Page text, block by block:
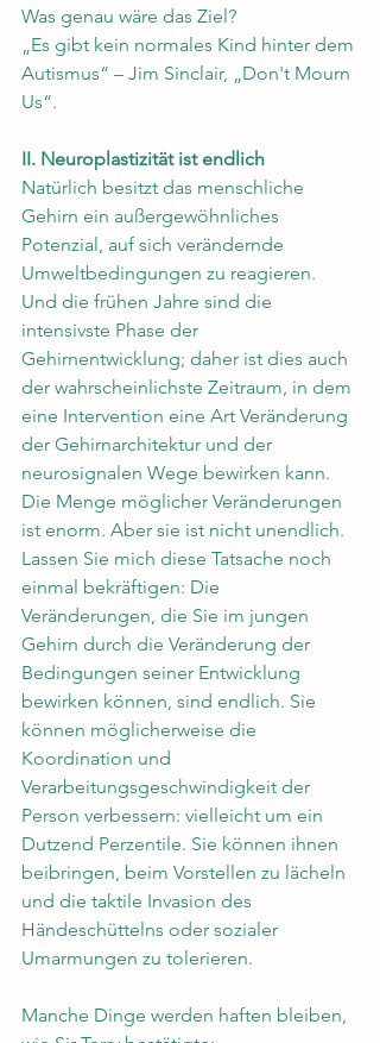
Was genau wäre das Ziel?
„Es gibt kein normales Kind hinter dem
Autismus“ – Jim Sinclair, „Don't Mourn
Us“.
II. Neuroplastizität ist endlich
Natürlich besitzt das menschliche
Gehirn ein außergewöhnliches
Potenzial, auf sich verändernde
Umweltbedingungen zu reagieren.
Und die frühen Jahre sind die
intensivste Phase der
Gehirnentwicklung; daher ist dies auch
der wahrscheinlichste Zeitraum, in dem
eine Intervention eine Art Veränderung
der Gehirnarchitektur und der
neurosignalen Wege bewirken kann.
Die Menge möglicher Veränderungen
ist enorm. Aber sie ist nicht unendlich.
Lassen Sie mich diese Tatsache noch
einmal bekräftigen: Die
Veränderungen, die Sie im jungen
Gehirn durch die Veränderung der
Bedingungen seiner Entwicklung
bewirken können, sind endlich. Sie
können möglicherweise die
Koordination und
Verarbeitungsgeschwindigkeit der
Person verbessern: vielleicht um ein
Dutzend Perzentile. Sie können ihnen
beibringen, beim Vorstellen zu lächeln
und die taktile Invasion des
Händeschüttelns oder sozialer
Umarmungen zu tolerieren.
Manche Dinge werden haften bleiben,